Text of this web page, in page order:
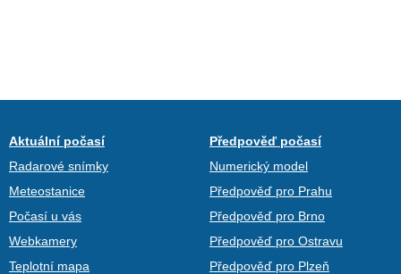
Aktuální počasí
Radarové snímky
Meteostanice
Počasí u vás
Webkamery
Teplotní mapa
Předpověď počasí
Numerický model
Předpověď pro Prahu
Předpověď pro Brno
Předpověď pro Ostravu
Předpověď pro Plzeň